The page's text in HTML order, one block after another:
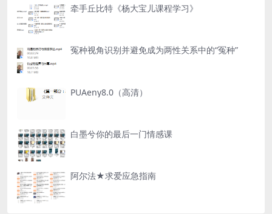
牵手丘比特《杨大宝儿课程学习》
冤种视角识别并避免成为两性关系中的“冤种”
PUAeny8.0（高清）
白墨兮你的最后一门情感课
阿尔法★求爱应急指南